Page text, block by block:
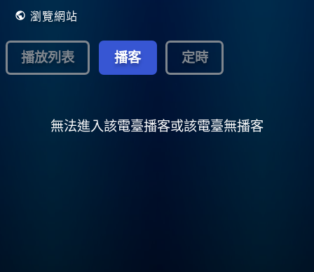
de sortie de loisirs, touristique que peuvent
faire ou découvrir les auditeurs.
Promouvoir la ville de Saint-Quentin et
l'agglomération Saint-Quentinoise. Studio
Mixaradio sa radio locale et avec aussi ses
2 radios Club, Electro Paradise et Chic List
瀏覽網站
播放列表 播客 定時
無法進入該電臺播客或該電臺無播客